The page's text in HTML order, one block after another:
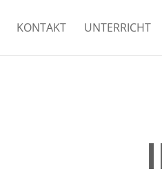
KONTAKT UNTERRICHT